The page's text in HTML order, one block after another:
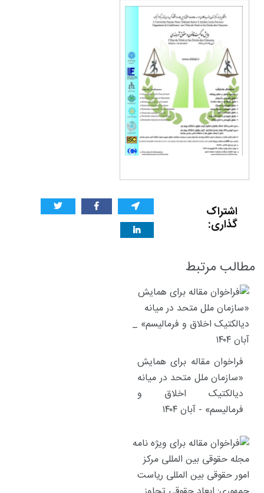
اشتراک
گذاری:
مطالب مرتبط
فراخوان مقاله برای همایش
«سازمان ملل متحد در میانه
دیالکتیک اخلاق و
فرمالیسم» - آبان ۱۴۰۴